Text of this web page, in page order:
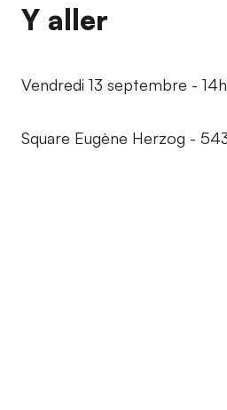
Y aller
Vendredi 13 septembre -
Square Eugène Herzog -